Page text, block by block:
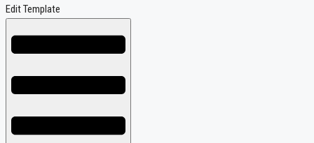
Edit Template